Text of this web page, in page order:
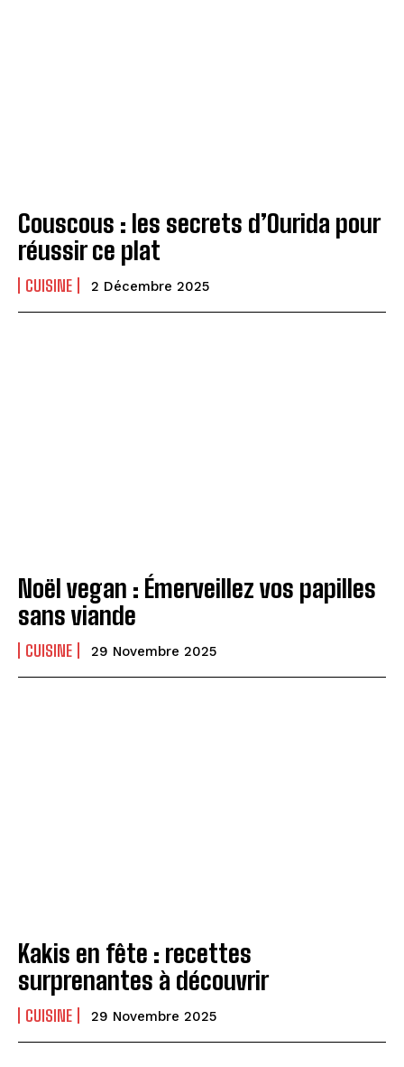
Couscous : les secrets d’Ourida pour
réussir ce plat
CUISINE 2 Décembre 2025
Noël vegan : Émerveillez vos papilles
sans viande
CUISINE 29 Novembre 2025
Kakis en fête : recettes
surprenantes à découvrir
CUISINE 29 Novembre 2025